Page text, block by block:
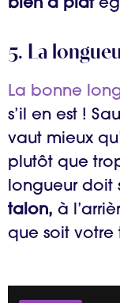
bien à plat
5. La
La bonne
s’il en est !
vaut mieux
plutôt que
longueur doit
talon, à
que soit votre